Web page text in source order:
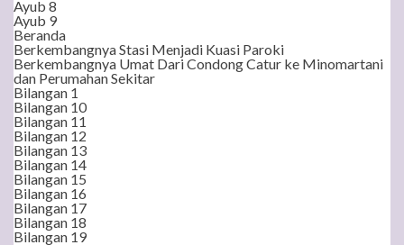
Ayub 8
Ayub 9
Beranda
Berkembangnya Stasi Menjadi Kuasi Paroki
Berkembangnya Umat Dari Condong Catur ke Minomartani
dan Perumahan Sekitar
Bilangan 1
Bilangan 10
Bilangan 11
Bilangan 12
Bilangan 13
Bilangan 14
Bilangan 15
Bilangan 16
Bilangan 17
Bilangan 18
Bilangan 19